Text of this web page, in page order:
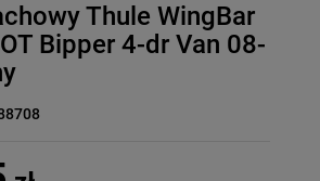
Thule WingBar
Bipper 4-dr Van 08-